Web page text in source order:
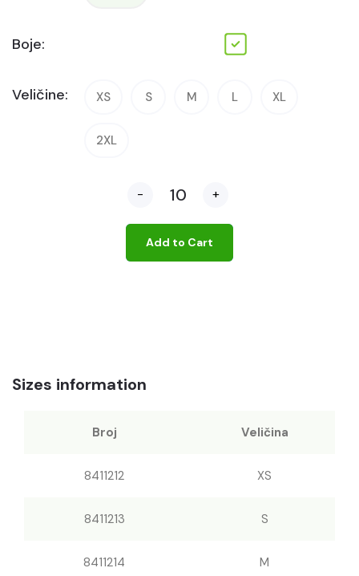
Boje:
Veličine: XS S M L XL
2XL
- +
Add to Cart
Sizes information
Broj Veličina
8411212 XS
8411213 S
8411214 M